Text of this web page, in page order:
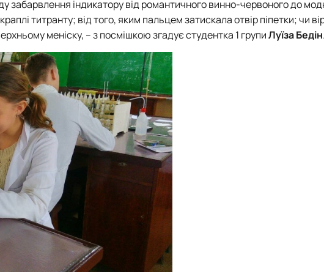
забарвлення індикатору від романтичного винно-червоного до
титранту; від того, яким пальцем затискала отвір піпетки; чи
меніску, – з посмішкою згадує студентка 1 групиЛуїза Бедін.